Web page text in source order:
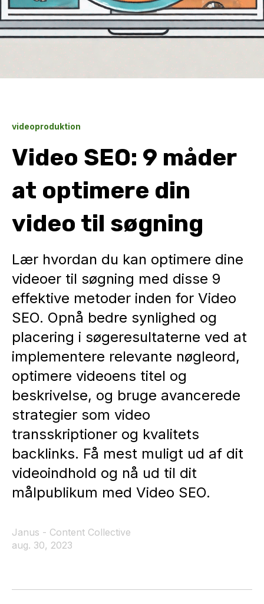
videoproduktion
Video SEO: 9 måder
at optimere din
video til søgning
Lær hvordan du kan optimere dine
videoer til søgning med disse 9
effektive metoder inden for Video
SEO. Opnå bedre synlighed og
placering i søgeresultaterne ved at
implementere relevante nøgleord,
optimere videoens titel og
beskrivelse, og bruge avancerede
strategier som video
transskriptioner og kvalitets
backlinks. Få mest muligt ud af dit
videoindhold og nå ud til dit
målpublikum med Video SEO.
Janus - Content Collective
aug. 30, 2023